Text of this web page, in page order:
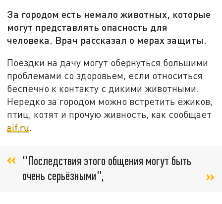
За городом есть немало животных, которые
могут представлять опасность для
человека. Врач рассказал о мерах защиты.
Поездки на дачу могут обернуться большими
проблемами со здоровьем, если относиться
беспечно к контакту с дикими животными.
Нередко за городом можно встретить ёжиков,
птиц, котят и прочую живность, как сообщает
aif.ru.
"Последствия этого общения могут быть
очень серьёзными",